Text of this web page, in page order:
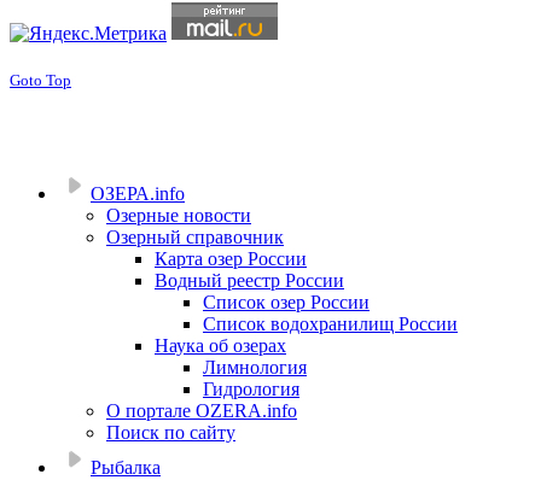
Goto Top
ОЗЕРА.info
Озерные новости
Озерный справочник
Карта озер России
Водный реестр России
Список озер России
Список водохранилищ России
Наука об озерах
Лимнология
Гидрология
О портале OZERA.info
Поиск по сайту
Рыбалка